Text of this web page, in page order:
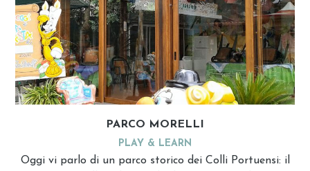
PARCO MORELLI
PLAY & LEARN
Oggi vi parlo di un parco storico dei Colli Portuensi: il